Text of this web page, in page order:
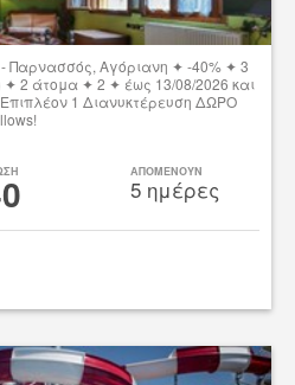
Παρνασσός, Αγόριανη ✦ -40% ✦ 3
✦ 2 άτομα ✦ 2 ✦ έως 13/08/2026 και
1 Διανυκτέρευση ΔΩΡΟ
ΑΠΟΜΕΝΟΥΝ
5 ημέρες